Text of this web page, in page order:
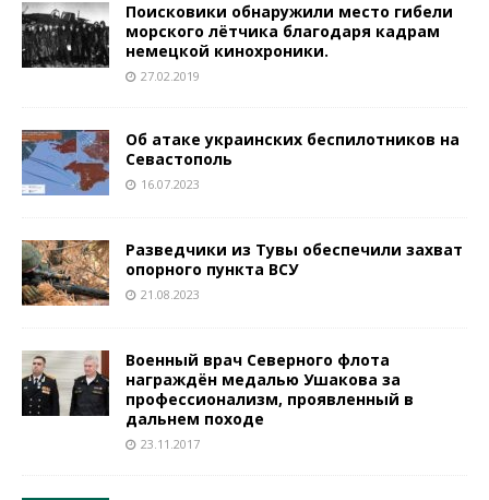
Поисковики обнаружили место гибели
морского лётчика благодаря кадрам
немецкой кинохроники.
27.02.2019
Об атаке украинских беспилотников на
Севастополь
16.07.2023
Разведчики из Тувы обеспечили захват
опорного пункта ВСУ
21.08.2023
Военный врач Северного флота
награждён медалью Ушакова за
профессионализм, проявленный в
дальнем походе
23.11.2017